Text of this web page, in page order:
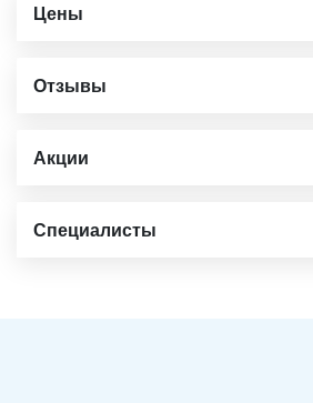
Цены
Отзывы
Акции
Специалисты